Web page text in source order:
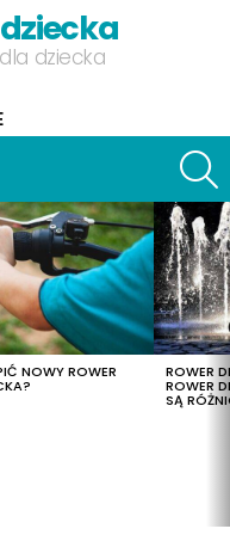
dziecka
NOWY ROWER ROWER
ROWER
SĄ